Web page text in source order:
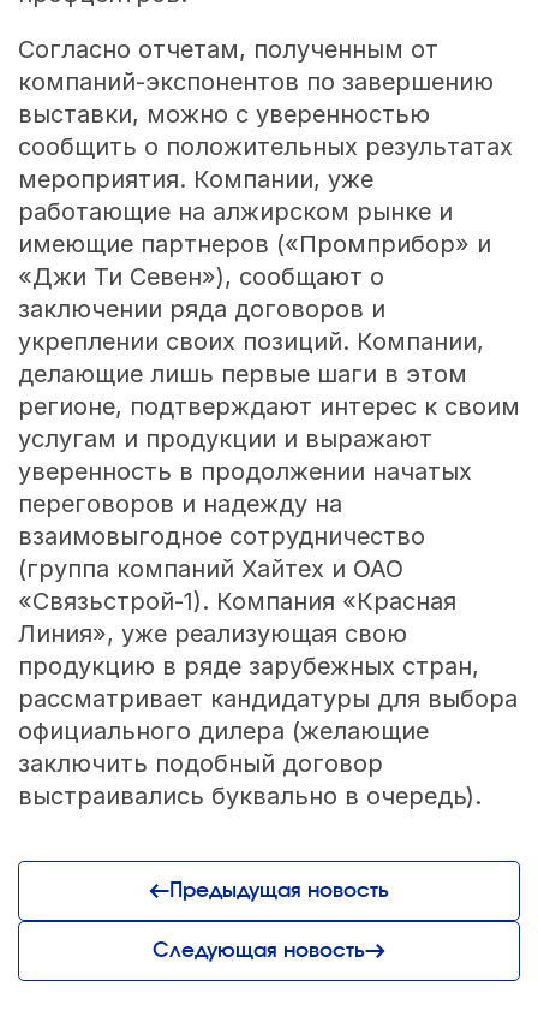
Согласно отчетам, полученным от
компаний-экспонентов по завершению
выставки, можно с уверенностью
сообщить о положительных результатах
мероприятия. Компании, уже
работающие на алжирском рынке и
имеющие партнеров («Промприбор» и
«Джи Ти Севен»), сообщают о
заключении ряда договоров и
укреплении своих позиций. Компании,
делающие лишь первые шаги в этом
регионе, подтверждают интерес к своим
услугам и продукции и выражают
уверенность в продолжении начатых
переговоров и надежду на
взаимовыгодное сотрудничество
(группа компаний Хайтех и ОАО
«Связьстрой-1). Компания «Красная
Линия», уже реализующая свою
продукцию в ряде зарубежных стран,
рассматривает кандидатуры для выбора
официального дилера (желающие
заключить подобный договор
выстраивались буквально в очередь).
Предыдущая новость
Следующая новость